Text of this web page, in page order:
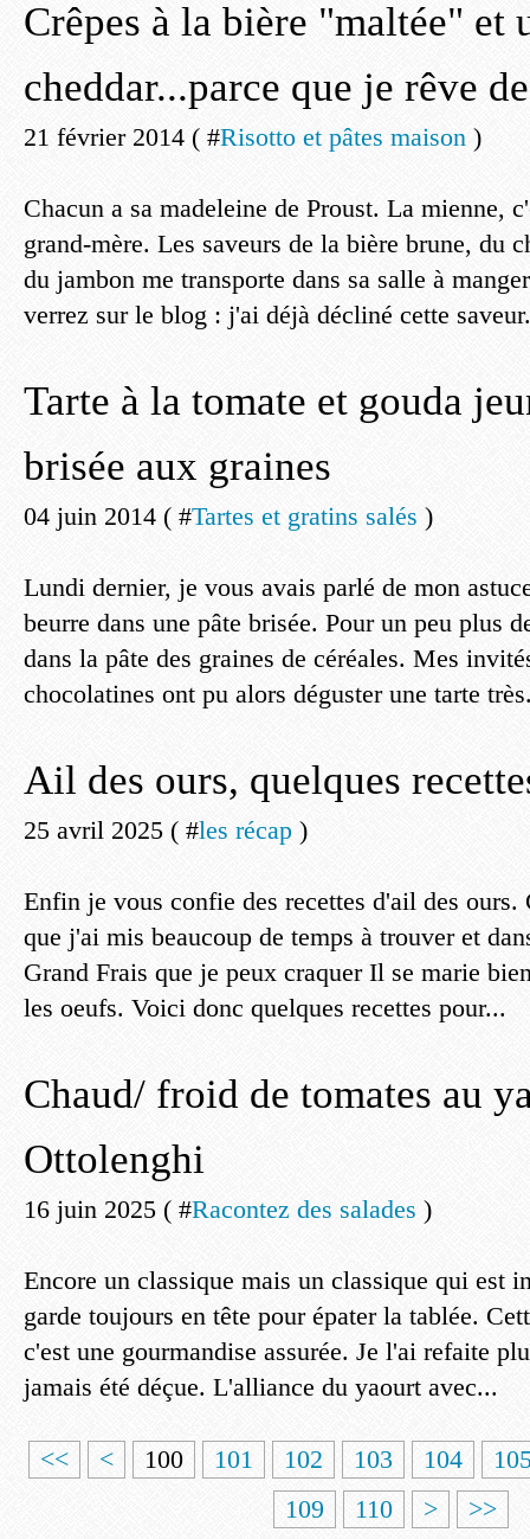
Crêpes à la bière "maltée" et
cheddar...parce que je rêve
21 février 2014 ( #Risotto et pâtes maison )
Chacun a sa madeleine de Proust. La mienne,
grand-mère. Les saveurs de la bière brune, du
du jambon me transporte dans sa salle à
verrez sur le blog : j'ai déjà décliné cette
Tarte à la tomate et gouda
brisée aux graines
04 juin 2014 ( #Tartes et gratins salés )
Lundi dernier, je vous avais parlé de mon
beurre dans une pâte brisée. Pour un peu plus
dans la pâte des graines de céréales. Mes
chocolatines ont pu alors déguster une tarte
Ail des ours, quelques
25 avril 2025 ( #les récap )
Enfin je vous confie des recettes d'ail des ours.
que j'ai mis beaucoup de temps à trouver et
Grand Frais que je peux craquer Il se marie
les oeufs. Voici donc quelques recettes pour...
Chaud/ froid de tomates au
Ottolenghi
16 juin 2025 ( #Racontez des salades )
Encore un classique mais un classique qui est
garde toujours en tête pour épater la tablée.
c'est une gourmandise assurée. Je l'ai refaite
jamais été déçue. L'alliance du yaourt avec...
<< < 100 101 102 103 104
109
110 > >>